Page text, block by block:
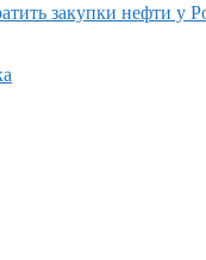
закупки нефти у